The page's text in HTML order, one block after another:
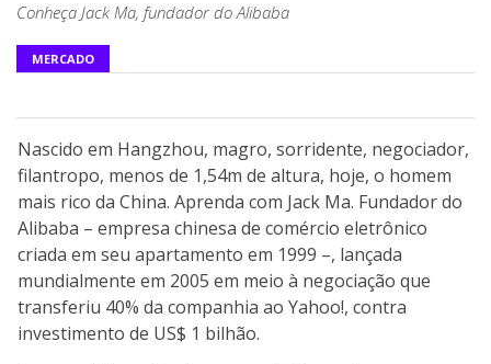
Conheça Jack Ma, fundador do Alibaba
MERCADO
Nascido em Hangzhou, magro, sorridente, negociador,
filantropo, menos de 1,54m de altura, hoje, o homem
mais rico da China. Aprenda com Jack Ma. Fundador do
Alibaba – empresa chinesa de comércio eletrônico
criada em seu apartamento em 1999 –, lançada
mundialmente em 2005 em meio à negociação que
transferiu 40% da companhia ao Yahoo!, contra
investimento de US$ 1 bilhão.